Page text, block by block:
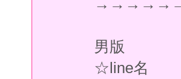
男版
☆line名